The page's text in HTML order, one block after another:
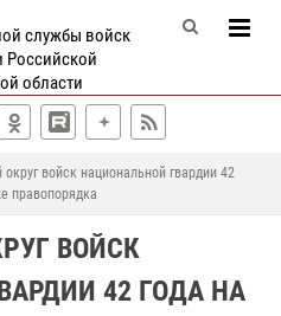
службы войск
Российской
области
войск национальной гвардии 42
правопорядка
ВОЙСК
42 ГОДА НА